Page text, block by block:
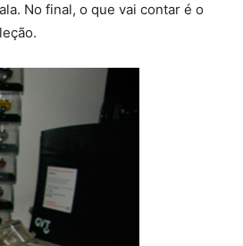
No final, o que vai contar é o